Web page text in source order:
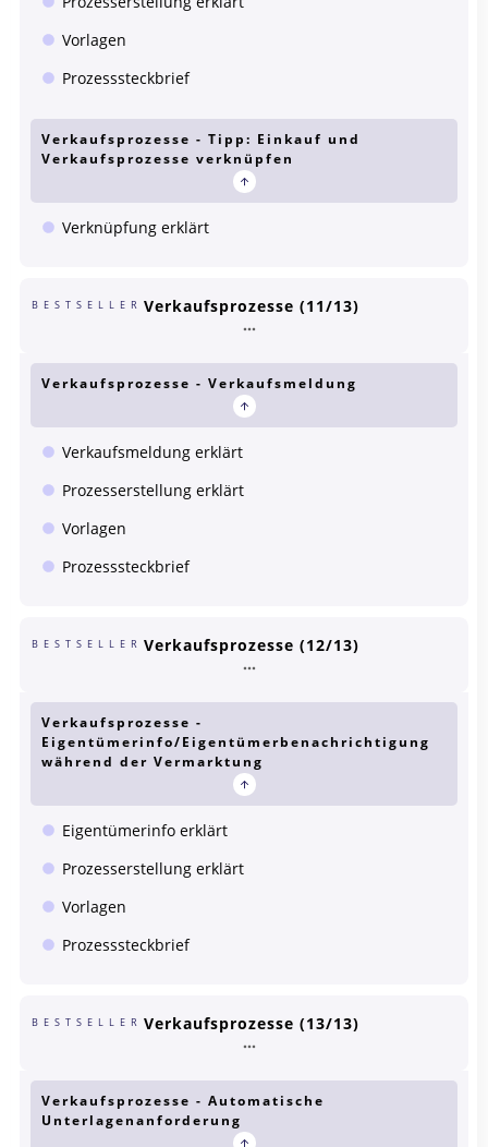
Vorlagen
Prozesssteckbrief
Verkaufsprozesse - Tipp: Einkauf und
Verkaufsprozesse verknüpfen
Verknüpfung erklärt
BESTSELLER Verkaufsprozesse (11/13)
Verkaufsprozesse - Verkaufsmeldung
Verkaufsmeldung erklärt
Prozesserstellung erklärt
Vorlagen
Prozesssteckbrief
BESTSELLER Verkaufsprozesse (12/13)
Verkaufsprozesse -
Eigentümerinfo/Eigentümerbenachrichtigung
während der Vermarktung
Eigentümerinfo erklärt
Prozesserstellung erklärt
Vorlagen
Prozesssteckbrief
BESTSELLER Verkaufsprozesse (13/13)
Verkaufsprozesse - Automatische
Unterlagenanforderung